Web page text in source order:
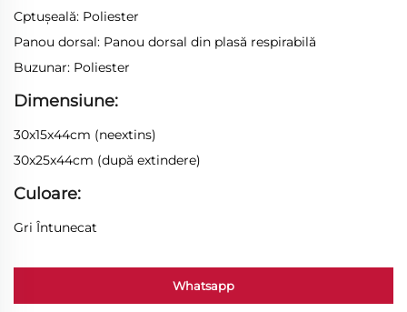
Cptușeală: Poliester
Panou dorsal: Panou dorsal din plasă respirabilă
Buzunar: Poliester
Dimensiune:
30x15x44cm (neextins)
30x25x44cm (după extindere)
Culoare:
Gri Întunecat
Whatsapp